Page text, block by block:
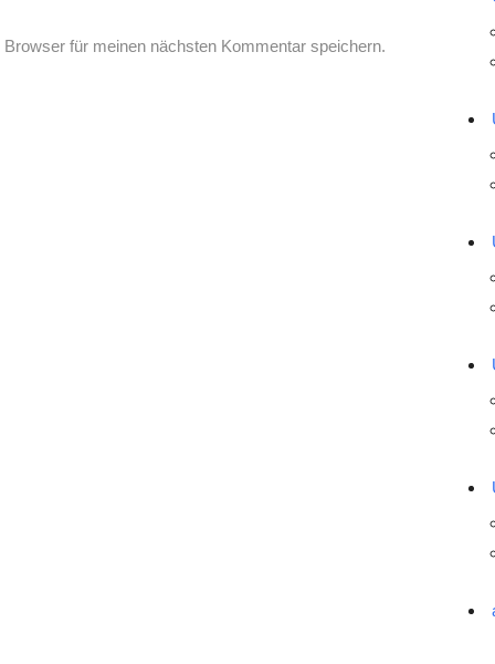
für meinen nächsten Kommentar speichern.